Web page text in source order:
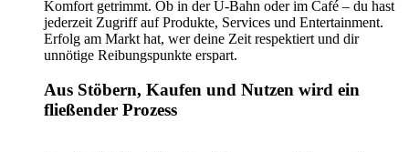
Komfort getrimmt. Ob in der U-Bahn oder im Café – du hast
jederzeit Zugriff auf Produkte, Services und Entertainment.
Erfolg am Markt hat, wer deine Zeit respektiert und dir
unnötige Reibungspunkte erspart.
Aus Stöbern, Kaufen und Nutzen wird ein
fließender Prozess